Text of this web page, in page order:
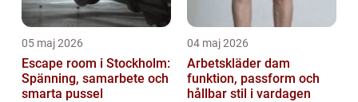
05 maj 2026
Escape room i Stockholm:
Spänning, samarbete och
smarta pussel
04 maj 2026
Arbetskläder dam
funktion, passform och
hållbar stil i vardagen